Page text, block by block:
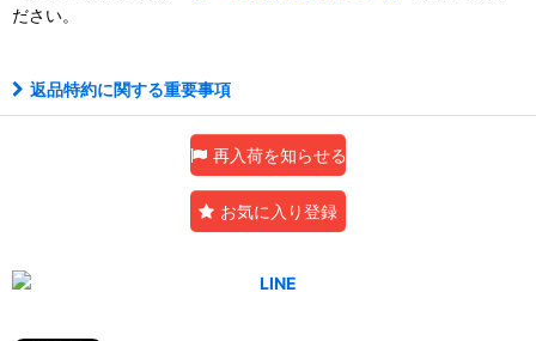
ださい。
返品特約に関する重要事項
再入荷を知らせる
お気に入り登録